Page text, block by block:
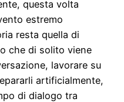
questa volta
estremo
resta quella di
che di solito viene
lavorare su
artificialmente,
di dialogo tra